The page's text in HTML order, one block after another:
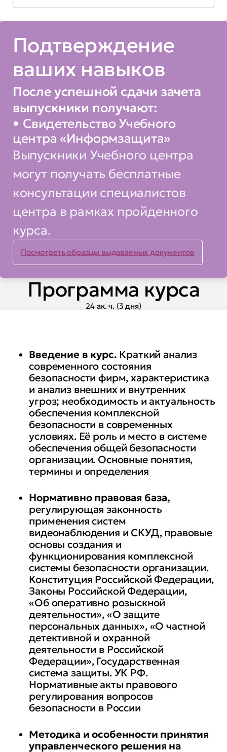
систем охраны, знания
уязвимостей систем, умение им
Вы сможете:
• обосновывать необходимость
проведения мероприятий по
организации развертывания на
предприятии (фирме)
комплексной системы
безопасности
• разрабатывать техническое
задание на проектирование
систем видеонаблюдения и
СКУД
• осуществлять контроль за
необходимого оборудования
систем видеонаблюдения и
Подтверждение
ваших навыков
После успешной сдачи зачета
выпускники получают:
Свидетельство Учебного
центра «Информзащита»
Выпускники Учебного центра
могут получать бесплатные
консультации специалистов
центра в рамках пройденного
курса.
Посмотреть образцы выдаваемых документов
Программа курса
24 ак. ч. (3 дня)
Введение в курс. Краткий анализ
современного состояния
безопасности фирм, характеристика
и анализ внешних и внутренних
угроз; необходимость и актуальность
обеспечения комплексной
безопасности в современных
условиях. Её роль и место в системе
обеспечения общей безопасности
организации. Основные понятия,
термины и определения
Нормативно правовая база,
регулирующая законность
применения систем
видеонаблюдения и СКУД, правовые
основы создания и
функционирования комплексной
системы безопасности организации.
Конституция Российской Федерации,
Законы Российской Федерации,
«Об оперативно розыскной
деятельности», «О защите
персональных данных», «О частной
детективной и охранной
деятельности в Российской
Федерации», Государственная
система защиты. УК РФ.
Нормативные акты правового
регулирования вопросов
безопасности в России
Методика и особенности принятия
управленческого решения на